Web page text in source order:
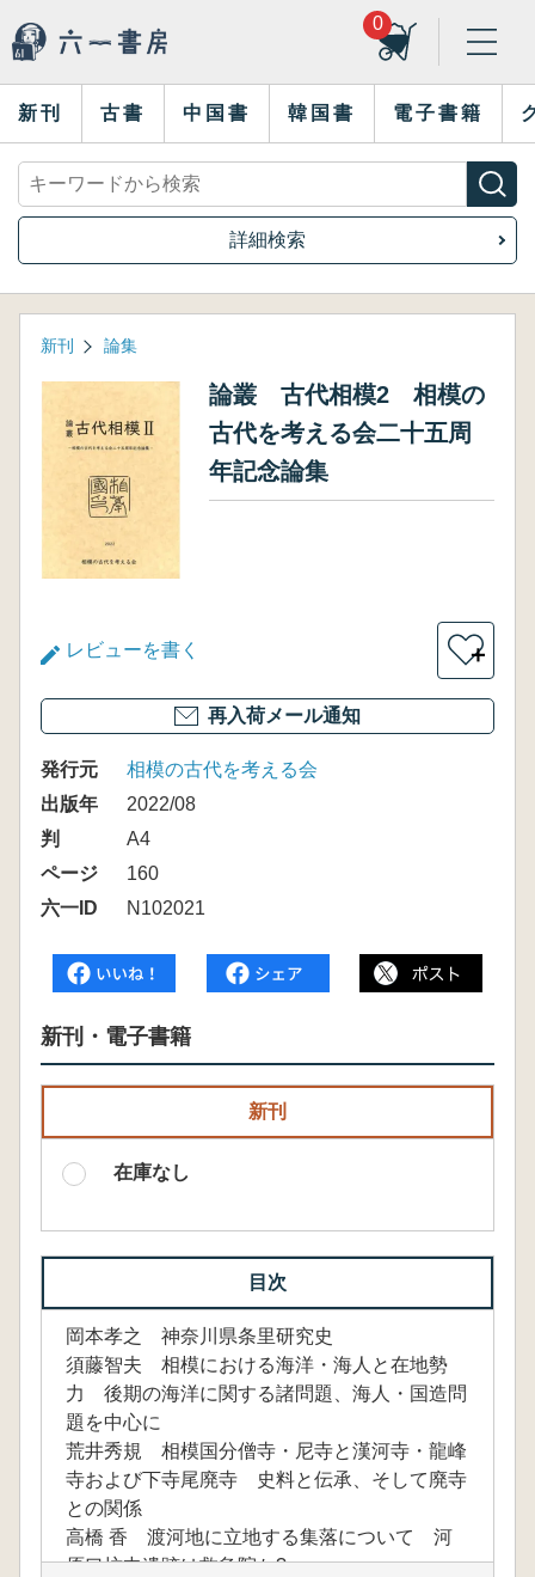
0
新刊 古書 中国書 韓国書 電子書籍
詳細検索
新刊 論集
論叢 古代相模2 相模の
古代を考える会二十五周
年記念論集
レビューを書く ＋
再入荷メール通知
発行元
相模の古代を考える会
出版年
2022/08
判
A4
ページ
160
六一ID
N102021
新刊・電子書籍
新刊
在庫なし
目次
岡本孝之 神奈川県条里研究史
須藤智夫 相模における海洋・海人と在地勢
力 後期の海洋に関する諸問題、海人・国造問
題を中心に
荒井秀規 相模国分僧寺・尼寺と漢河寺・龍峰
寺および下寺尾廃寺 史料と伝承、そして廃寺
との関係
高橋 香 渡河地に立地する集落について 河
原口坊中遺跡は救急院か?